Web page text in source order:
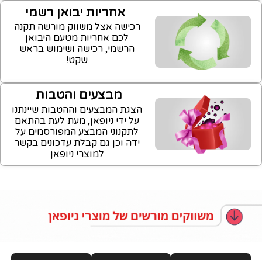
אחריות יבואן רשמי
רכישה אצל משווק מורשה תקנה
לכם אחריות מטעם היבואן
הרשמי, רכישה ושימוש בראש
שקט!
מבצעים והטבות
הצגת המבצעים וההטבות שיינתנו
על ידי ניופאן, מעת לעת בהתאם
לתקנוני המבצע המפורסמים על
ידה וכן גם קבלת עדכונים בקשר
למוצרי ניופאן